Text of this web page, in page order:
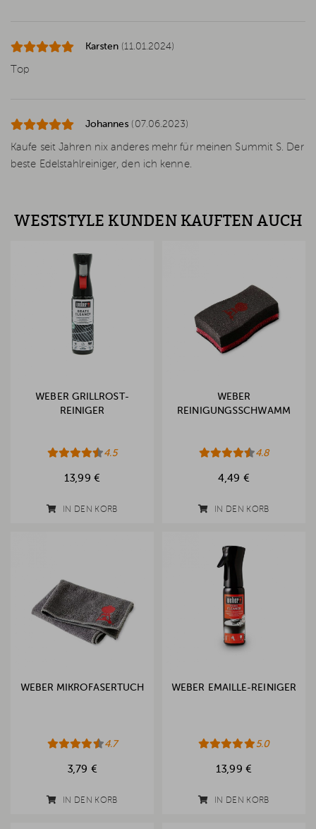
Karsten (11.01.2024)
Top
Johannes (07.06.2023)
Kaufe seit Jahren nix anderes mehr für meinen Summit S. Der
beste Edelstahlreiniger, den ich kenne.
WESTSTYLE KUNDEN KAUFTEN AUCH
WEBER GRILLROST-
REINIGER
4.5
13,99 €
IN DEN KORB
WEBER
REINIGUNGSSCHWAMM
4.8
4,49 €
IN DEN KORB
WEBER MIKROFASERTUCH
4.7
3,79 €
IN DEN KORB
WEBER EMAILLE-REINIGER
5.0
13,99 €
IN DEN KORB